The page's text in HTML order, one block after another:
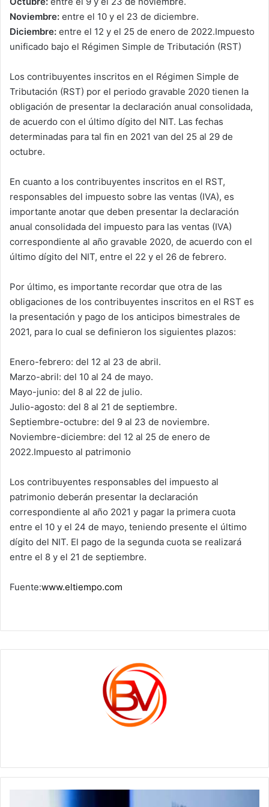
Noviembre: entre el 10 y el 23 de diciembre.
Diciembre: entre el 12 y el 25 de enero de 2022.Impuesto
unificado bajo el Régimen Simple de Tributación (RST)
Los contribuyentes inscritos en el Régimen Simple de
Tributación (RST) por el periodo gravable 2020 tienen la
obligación de presentar la declaración anual consolidada,
de acuerdo con el último dígito del NIT. Las fechas
determinadas para tal fin en 2021 van del 25 al 29 de
octubre.
En cuanto a los contribuyentes inscritos en el RST,
responsables del impuesto sobre las ventas (IVA), es
importante anotar que deben presentar la declaración
anual consolidada del impuesto para las ventas (IVA)
correspondiente al año gravable 2020, de acuerdo con el
último dígito del NIT, entre el 22 y el 26 de febrero.
Por último, es importante recordar que otra de las
obligaciones de los contribuyentes inscritos en el RST es
la presentación y pago de los anticipos bimestrales de
2021, para lo cual se definieron los siguientes plazos:
Enero-febrero: del 12 al 23 de abril.
Marzo-abril: del 10 al 24 de mayo.
Mayo-junio: del 8 al 22 de julio.
Julio-agosto: del 8 al 21 de septiembre.
Septiembre-octubre: del 9 al 23 de noviembre.
Noviembre-diciembre: del 12 al 25 de enero de
2022.Impuesto al patrimonio
Los contribuyentes responsables del impuesto al
patrimonio deberán presentar la declaración
correspondiente al año 2021 y pagar la primera cuota
entre el 10 y el 24 de mayo, teniendo presente el último
dígito del NIT. El pago de la segunda cuota se realizará
entre el 8 y el 21 de septiembre.
Fuente:www.eltiempo.com